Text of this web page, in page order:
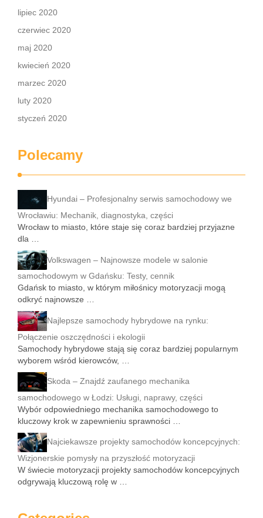
lipiec 2020
czerwiec 2020
maj 2020
kwiecień 2020
marzec 2020
luty 2020
styczeń 2020
Polecamy
Hyundai – Profesjonalny serwis samochodowy we
Wrocławiu: Mechanik, diagnostyka, części
Wrocław to miasto, które staje się coraz bardziej przyjazne
dla …
Volkswagen – Najnowsze modele w salonie
samochodowym w Gdańsku: Testy, cennik
Gdańsk to miasto, w którym miłośnicy motoryzacji mogą
odkryć najnowsze …
Najlepsze samochody hybrydowe na rynku:
Połączenie oszczędności i ekologii
Samochody hybrydowe stają się coraz bardziej popularnym
wyborem wśród kierowców, …
Skoda – Znajdź zaufanego mechanika
samochodowego w Łodzi: Usługi, naprawy, części
Wybór odpowiedniego mechanika samochodowego to
kluczowy krok w zapewnieniu sprawności …
Najciekawsze projekty samochodów koncepcyjnych:
Wizjonerskie pomysły na przyszłość motoryzacji
W świecie motoryzacji projekty samochodów koncepcyjnych
odgrywają kluczową rolę w …